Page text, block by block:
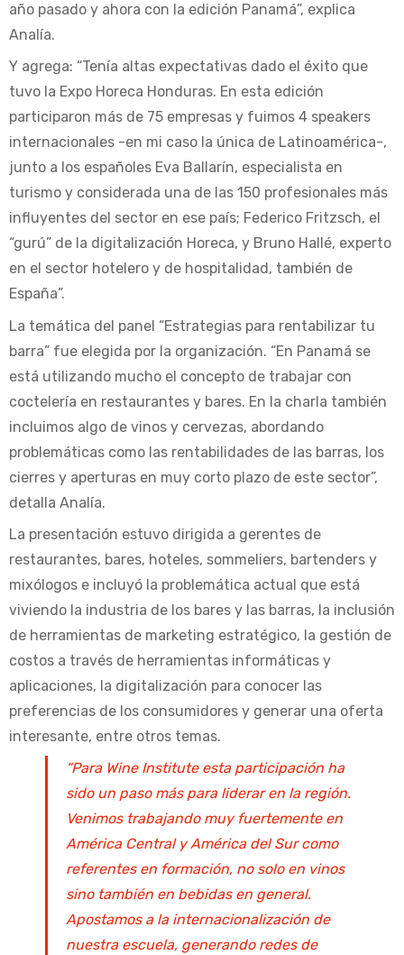
año pasado y ahora con la edición Panamá”, explica
Analía.
Y agrega: “Tenía altas expectativas dado el éxito que
tuvo la Expo Horeca Honduras. En esta edición
participaron más de 75 empresas y fuimos 4 speakers
internacionales -en mi caso la única de Latinoamérica-,
junto a los españoles Eva Ballarín, especialista en
turismo y considerada una de las 150 profesionales más
influyentes del sector en ese país; Federico Fritzsch, el
“gurú” de la digitalización Horeca, y Bruno Hallé, experto
en el sector hotelero y de hospitalidad, también de
España”.
La temática del panel “Estrategias para rentabilizar tu
barra” fue elegida por la organización. “En Panamá se
está utilizando mucho el concepto de trabajar con
coctelería en restaurantes y bares. En la charla también
incluimos algo de vinos y cervezas, abordando
problemáticas como las rentabilidades de las barras, los
cierres y aperturas en muy corto plazo de este sector”,
detalla Analía.
La presentación estuvo dirigida a gerentes de
restaurantes, bares, hoteles, sommeliers, bartenders y
mixólogos e incluyó la problemática actual que está
viviendo la industria de los bares y las barras, la inclusión
de herramientas de marketing estratégico, la gestión de
costos a través de herramientas informáticas y
aplicaciones, la digitalización para conocer las
preferencias de los consumidores y generar una oferta
interesante, entre otros temas.
“Para Wine Institute esta participación ha
sido un paso más para liderar en la región.
Venimos trabajando muy fuertemente en
América Central y América del Sur como
referentes en formación, no solo en vinos
sino también en bebidas en general.
Apostamos a la internacionalización de
nuestra escuela, generando redes de